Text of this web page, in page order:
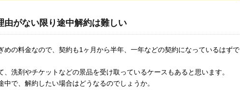
由がない限り途中解約は難しい
めの料金なので、契約も1ヶ月から半年、一年などの契約になっているはずで
、洗剤やチケットなどの景品を受け取っているケースもあると思います。
中で、解約したい場合はどうなるのでしょうか。